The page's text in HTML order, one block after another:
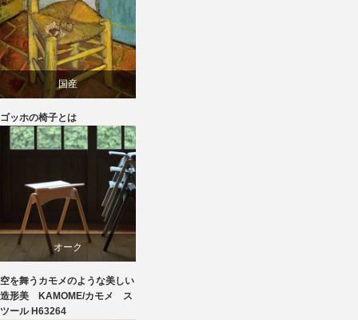
国産
家具
飛騨高山
ゴッホの椅子とは
オーク
スツール
空を舞うカモメのような美しい
造形美 KAMOME/カモメ ス
ツール H63264